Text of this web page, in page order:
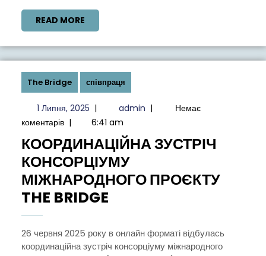
READ MORE
MORE
The Bridge співпраця
1 Липня, 20251
Липня,
| admin admin
|
Немає
коментарів | 6:41 am
КООРДИНАЦІЙНА ЗУСТРІЧ
КОНСОРЦІУМУ
МІЖНАРОДНОГО ПРОЄКТУ
THE BRIDGE
КОНСОРЦІУМУ
МІЖНАРОДНОГО
26 червня 2025 року в онлайн форматі відбулась
координаційна зустріч консорціуму міжнародного